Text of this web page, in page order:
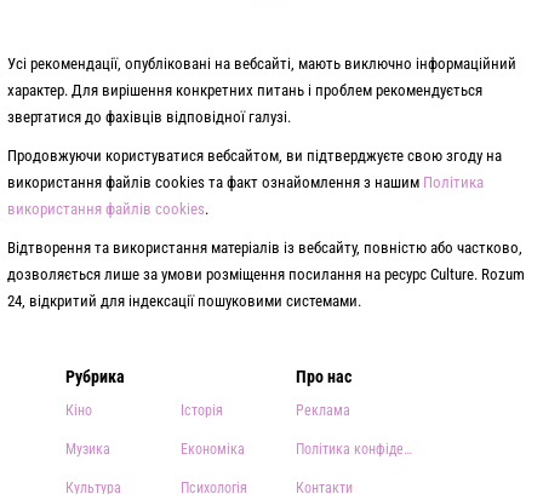
Рубрика
Кіно
Музика
Культура
Історія
Економіка
Психологія
Про нас
Реклама
Політика конфіденційності
Контакти
Усі рекомендації, опубліковані на вебсайті, мають виключно інформаційний
характер. Для вирішення конкретних питань і проблем рекомендується
звертатися до фахівців відповідної галузі.
Продовжуючи користуватися вебсайтом, ви підтверджуєте свою згоду на
використання файлів cookies та факт ознайомлення з нашим Політика
використання файлів cookies.
Відтворення та використання матеріалів із вебсайту, повністю або частково,
дозволяється лише за умови розміщення посилання на ресурс Culture. Rozum
24, відкритий для індексації пошуковими системами.